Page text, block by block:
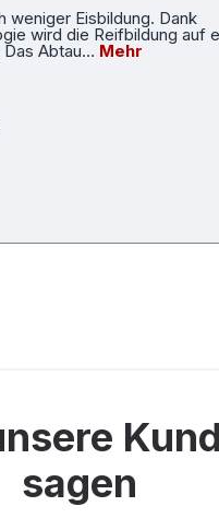
weniger Eisbildung. Dank
wird die Reifbildung auf
Das Abtau… Mehr
sagen